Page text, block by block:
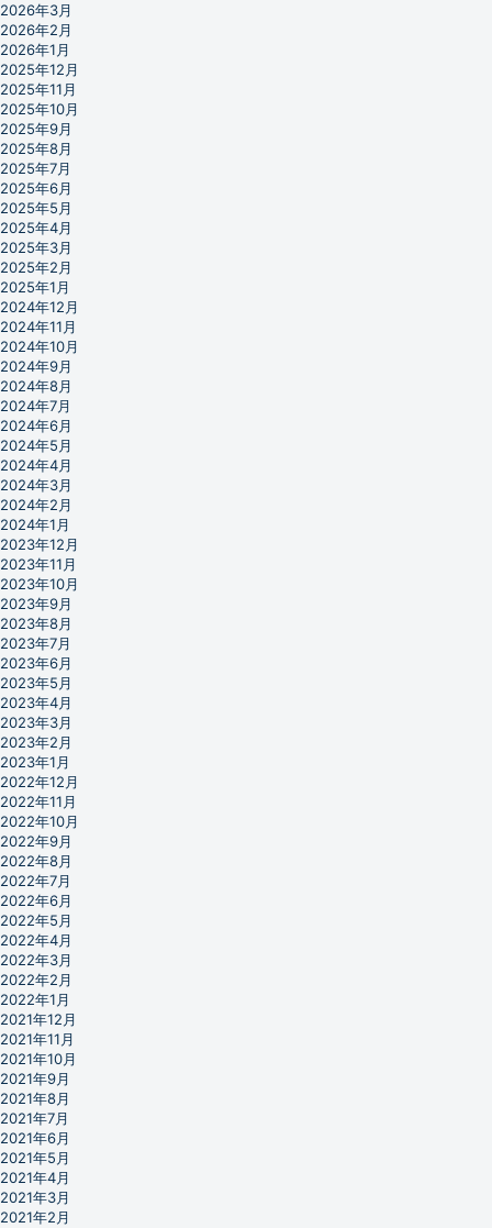
2026年3月
2026年2月
2026年1月
2025年12月
2025年11月
2025年10月
2025年9月
2025年8月
2025年7月
2025年6月
2025年5月
2025年4月
2025年3月
2025年2月
2025年1月
2024年12月
2024年11月
2024年10月
2024年9月
2024年8月
2024年7月
2024年6月
2024年5月
2024年4月
2024年3月
2024年2月
2024年1月
2023年12月
2023年11月
2023年10月
2023年9月
2023年8月
2023年7月
2023年6月
2023年5月
2023年4月
2023年3月
2023年2月
2023年1月
2022年12月
2022年11月
2022年10月
2022年9月
2022年8月
2022年7月
2022年6月
2022年5月
2022年4月
2022年3月
2022年2月
2022年1月
2021年12月
2021年11月
2021年10月
2021年9月
2021年8月
2021年7月
2021年6月
2021年5月
2021年4月
2021年3月
2021年2月